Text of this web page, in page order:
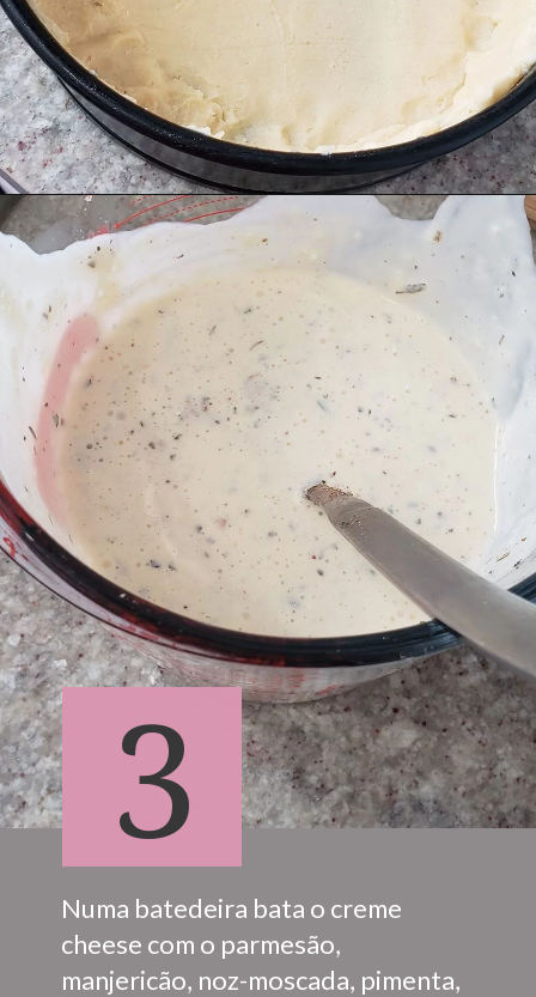
3
Numa batedeira bata o creme
cheese com o parmesão,
manjericão, noz-moscada, pimenta,